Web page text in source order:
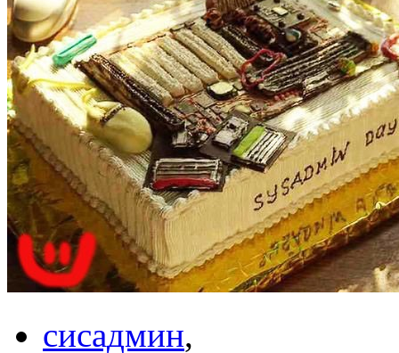
сисадмин,